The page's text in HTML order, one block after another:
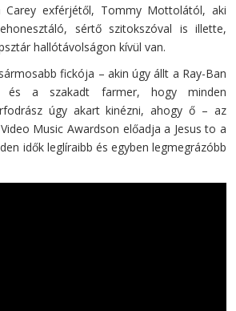
Carey exférjétől, Tommy Mottolától, aki
sértő szitokszóval is illette,
hallótávolságon kívül van.
fickója – akin úgy állt a Ray-Ban
és a szakadt farmer, hogy minden
úgy akart kinézni, ahogy ő – az
Music Awardson előadja a Jesus to a
idők leglíraibb és egyben legmegrázóbb